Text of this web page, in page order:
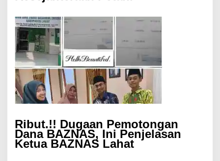
Ribut.!! Dugaan Pemotongan
Dana BAZNAS, Ini Penjelasan
Ketua BAZNAS Lahat